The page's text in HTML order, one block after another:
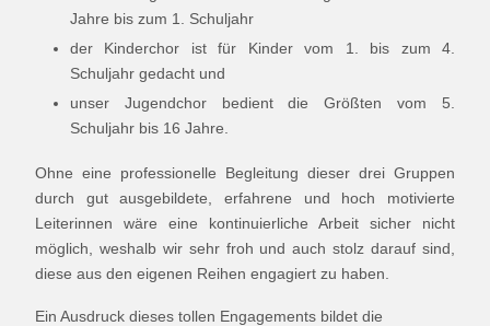
Jahre bis zum 1. Schuljahr
der Kinderchor ist für Kinder vom 1. bis zum 4.
Schuljahr gedacht und
unser Jugendchor bedient die Größten vom 5.
Schuljahr bis 16 Jahre.
Ohne eine professionelle Begleitung dieser drei Gruppen
durch gut ausgebildete, erfahrene und hoch motivierte
Leiterinnen wäre eine kontinuierliche Arbeit sicher nicht
möglich, weshalb wir sehr froh und auch stolz darauf sind,
diese aus den eigenen Reihen engagiert zu haben.
Ein Ausdruck dieses tollen Engagements bildet die